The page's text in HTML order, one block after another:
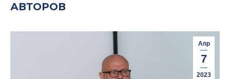
АВТОРОВ
Апр
7
2023